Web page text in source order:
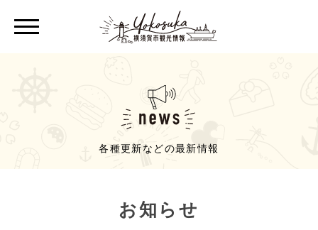
各種更新などの最新情報
お知らせ